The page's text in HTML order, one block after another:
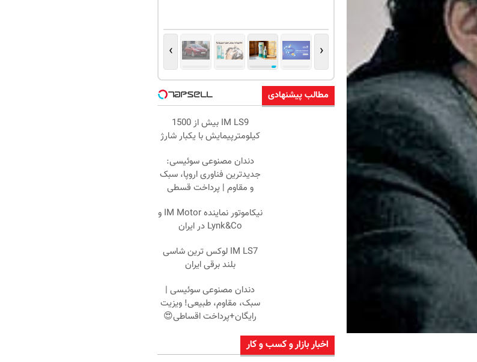
‹
›
مطالب پیشنهادی
IM LS9 بیش از 1500
کیلومترپیمایش با یکبار شارژ
دندان مصنوعی سوئیسی:
جدیدترین فناوری اروپا، سبک
و مقاوم | پرداخت قسطی
نیکاموتور نماینده IM Motor و
Lynk&Co در ایران
IM LS7 لوکس ترین شاسی
بلند برقی ایران
دندان مصنوعی سوئیسی |
سبک، مقاوم، طبیعی! ویزیت
رایگان+پرداخت اقساطی😍
اخبار بازار و کسب و کار